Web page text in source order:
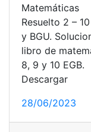
Matemáticas
Resuelto 2 –
y BGU.
libro de
8, 9 y 10 EGB.
Descargar
28/06/2023